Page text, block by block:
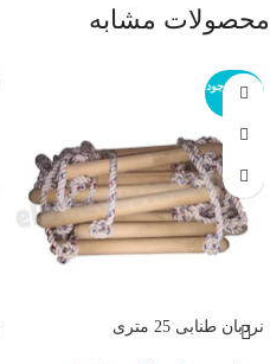
محصولات مشابه
اتمام موجود
نردبان طنابی 25 متری